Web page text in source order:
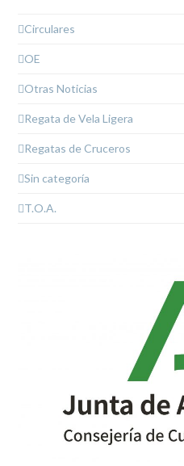
Circulares
OE
Otras Noticias
Regata de Vela Ligera
Regatas de Cruceros
Sin categoría
T.O.A.